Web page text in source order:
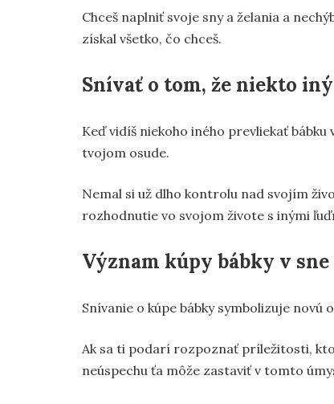
Chceš naplniť svoje sny a želania a
získal všetko, čo chceš.
Snívať o tom, že niekto
Keď vidíš niekoho iného prevliekať
tvojom osude.
Nemal si už dlho kontrolu nad svojím
rozhodnutie vo svojom živote s inými
Význam kúpy bábky v sne
Snívanie o kúpe bábky symbolizuje
Ak sa ti podarí rozpoznať príležitosti,
neúspechu ťa môže zastaviť v tomto